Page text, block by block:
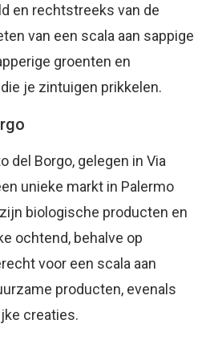
en rechtstreeks van de
van een scala aan sappige
groenten en
je zintuigen prikkelen.
del Borgo, gelegen in Via
unieke markt in Palermo
biologische producten en
ochtend, behalve op
voor een scala aan
producten, evenals
creaties.